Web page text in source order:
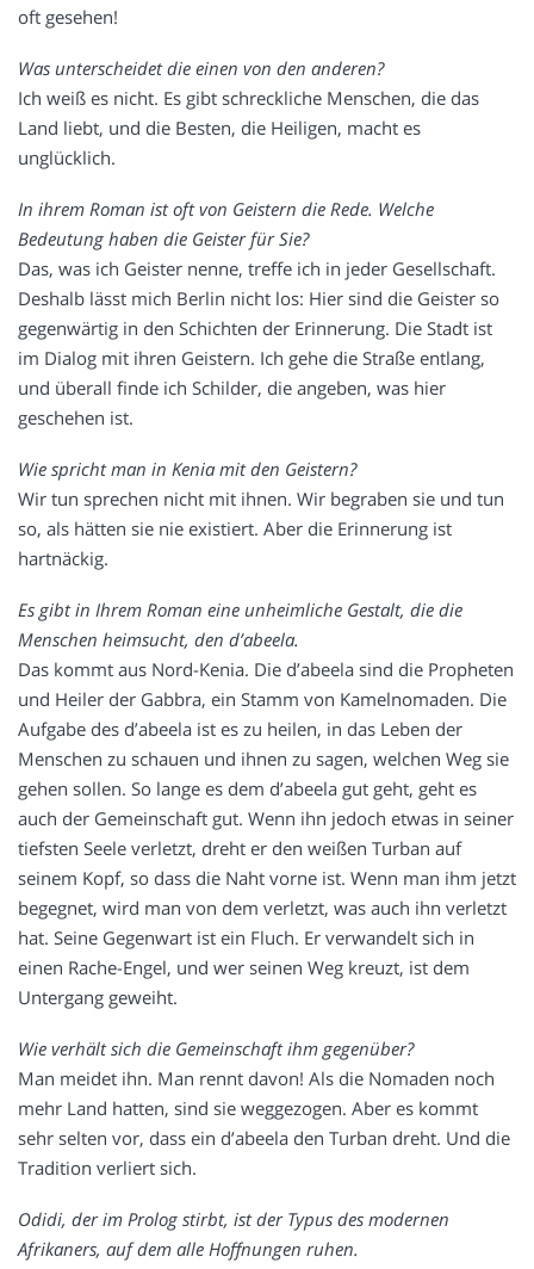
oft gesehen!
Was unterscheidet die einen von den anderen?
Ich weiß es nicht. Es gibt schreckliche Menschen, die das
Land liebt, und die Besten, die Heiligen, macht es
unglücklich.
In ihrem Roman ist oft von Geistern die Rede. Welche
Bedeutung haben die Geister für Sie?
Das, was ich Geister nenne, treffe ich in jeder Gesellschaft.
Deshalb lässt mich Berlin nicht los: Hier sind die Geister so
gegenwärtig in den Schichten der Erinnerung. Die Stadt ist
im Dialog mit ihren Geistern. Ich gehe die Straße entlang,
und überall finde ich Schilder, die angeben, was hier
geschehen ist.
Wie spricht man in Kenia mit den Geistern?
Wir tun sprechen nicht mit ihnen. Wir begraben sie und tun
so, als hätten sie nie existiert. Aber die Erinnerung ist
hartnäckig.
Es gibt in Ihrem Roman eine unheimliche Gestalt, die die
Menschen heimsucht, den d’abeela.
Das kommt aus Nord-Kenia. Die d’abeela sind die Propheten
und Heiler der Gabbra, ein Stamm von Kamelnomaden. Die
Aufgabe des d’abeela ist es zu heilen, in das Leben der
Menschen zu schauen und ihnen zu sagen, welchen Weg sie
gehen sollen. So lange es dem d’abeela gut geht, geht es
auch der Gemeinschaft gut. Wenn ihn jedoch etwas in seiner
tiefsten Seele verletzt, dreht er den weißen Turban auf
seinem Kopf, so dass die Naht vorne ist. Wenn man ihm jetzt
begegnet, wird man von dem verletzt, was auch ihn verletzt
hat. Seine Gegenwart ist ein Fluch. Er verwandelt sich in
einen Rache-Engel, und wer seinen Weg kreuzt, ist dem
Untergang geweiht.
Wie verhält sich die Gemeinschaft ihm gegenüber?
Man meidet ihn. Man rennt davon! Als die Nomaden noch
mehr Land hatten, sind sie weggezogen. Aber es kommt
sehr selten vor, dass ein d’abeela den Turban dreht. Und die
Tradition verliert sich.
Odidi, der im Prolog stirbt, ist der Typus des modernen
Afrikaners, auf dem alle Hoffnungen ruhen.